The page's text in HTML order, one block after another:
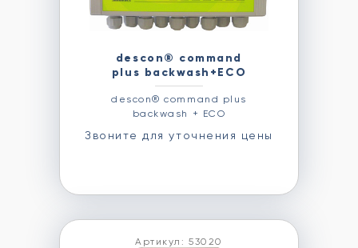
descon® command
plus backwash+ECO
descon® command plus
backwash + ECO
Звоните для уточнения цены
Артикул: 53020